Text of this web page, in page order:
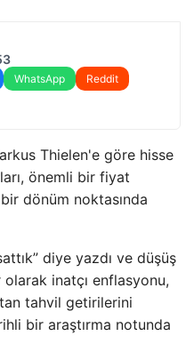
WhatsApp
Reddit
Thielen'e göre hisse
önemli bir fiyat
dönüm noktasında
diye yazdı ve düşüş
inatçı enflasyonu,
tahvil getirilerini
bir araştırma notunda